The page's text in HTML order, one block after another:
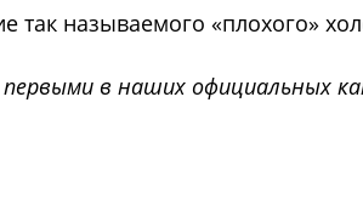
так называемого «плохого»
в наших официальных